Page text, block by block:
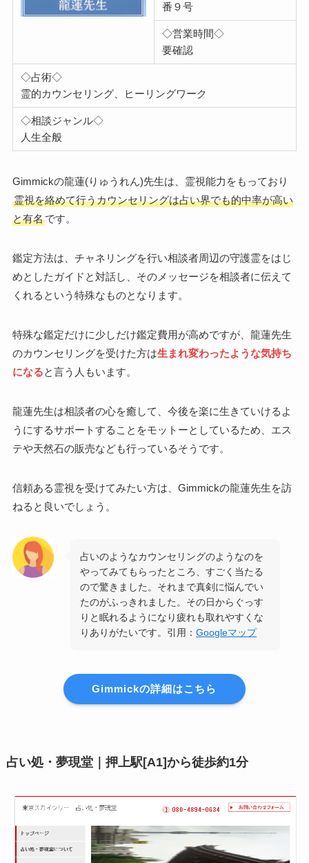
番９号
◇営業時間◇
要確認
◇占術◇
霊的カウンセリング、ヒーリングワーク
◇相談ジャンル◇
人生全般
Gimmickの龍蓮(りゅうれん)先生は、霊視能力をもっており
霊視を絡めて行うカウンセリングは占い界でも的中率が高い
と有名です。
鑑定方法は、チャネリングを行い相談者周辺の守護霊をはじ
めとしたガイドと対話し、そのメッセージを相談者に伝えて
くれるという特殊なものとなります。
特殊な鑑定だけに少しだけ鑑定費用が高めですが、龍蓮先生
のカウンセリングを受けた方は生まれ変わったような気持ち
になると言う人もいます。
龍蓮先生は相談者の心を癒して、今後を楽に生きていけるよ
うにするサポートすることをモットーとしているため、エス
テや天然石の販売なども行っているそうです。
信頼ある霊視を受けてみたい方は、Gimmickの龍蓮先生を訪
ねると良いでしょう。
占いのようなカウンセリングのようなのを
やってみてもらったところ、すごく当たる
ので驚きました。それまで真剣に悩んでい
たのがふっきれました。その日からぐっす
りと眠れるようになり疲れも取れやすくな
りありがたいです。引用：Googleマップ
Gimmickの詳細はこちら
占い処・夢現堂｜押上駅[A1]から徒歩約1分